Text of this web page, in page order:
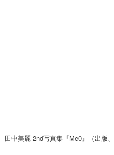
田中美麗 2nd写真集『Me0』（出版